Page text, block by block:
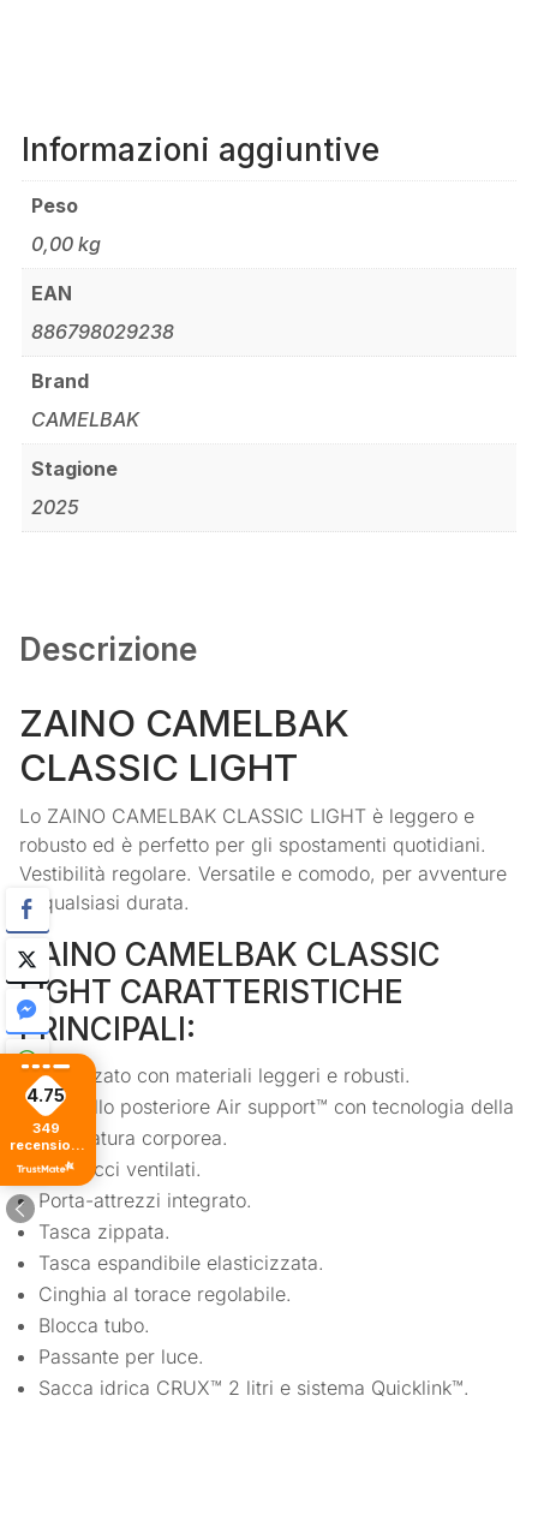
Informazioni aggiuntive
Peso
0,00 kg
EAN
886798029238
Brand
CAMELBAK
Stagione
2025
Descrizione
ZAINO CAMELBAK
CLASSIC LIGHT
Lo ZAINO CAMELBAK CLASSIC LIGHT è leggero e
robusto ed è perfetto per gli spostamenti quotidiani.
Vestibilità regolare. Versatile e comodo, per avventure
di qualsiasi durata.
ZAINO CAMELBAK CLASSIC
LIGHT CARATTERISTICHE
PRINCIPALI:
Realizzato con materiali leggeri e robusti.
Pannello posteriore Air support™ con tecnologia della
mappatura corporea.
Spallacci ventilati.
Porta-attrezzi integrato.
Tasca zippata.
Tasca espandibile elasticizzata.
Cinghia al torace regolabile.
Blocca tubo.
Passante per luce.
Sacca idrica CRUX™ 2 litri e sistema Quicklink™.
4.75
349
recensioni
di tutti i